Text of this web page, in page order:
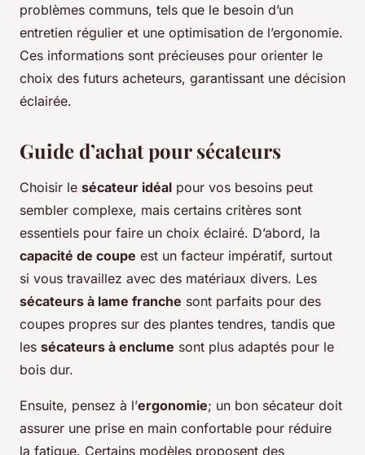
problèmes communs, tels que le besoin d’un
entretien régulier et une optimisation de l’ergonomie.
Ces informations sont précieuses pour orienter le
choix des futurs acheteurs, garantissant une décision
éclairée.
Guide d’achat pour sécateurs
Choisir le sécateur idéal pour vos besoins peut
sembler complexe, mais certains critères sont
essentiels pour faire un choix éclairé. D’abord, la
capacité de coupe est un facteur impératif, surtout
si vous travaillez avec des matériaux divers. Les
sécateurs à lame franche sont parfaits pour des
coupes propres sur des plantes tendres, tandis que
les sécateurs à enclume sont plus adaptés pour le
bois dur.
Ensuite, pensez à l’ergonomie; un bon sécateur doit
assurer une prise en main confortable pour réduire
la fatigue. Certains modèles proposent des